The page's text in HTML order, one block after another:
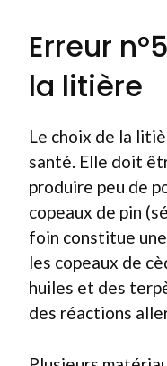
Erreur
la litière
Le choix de la
santé. Elle doit
produire peu de
copeaux de pin
foin constitue
les copeaux de
huiles et des
des réactions